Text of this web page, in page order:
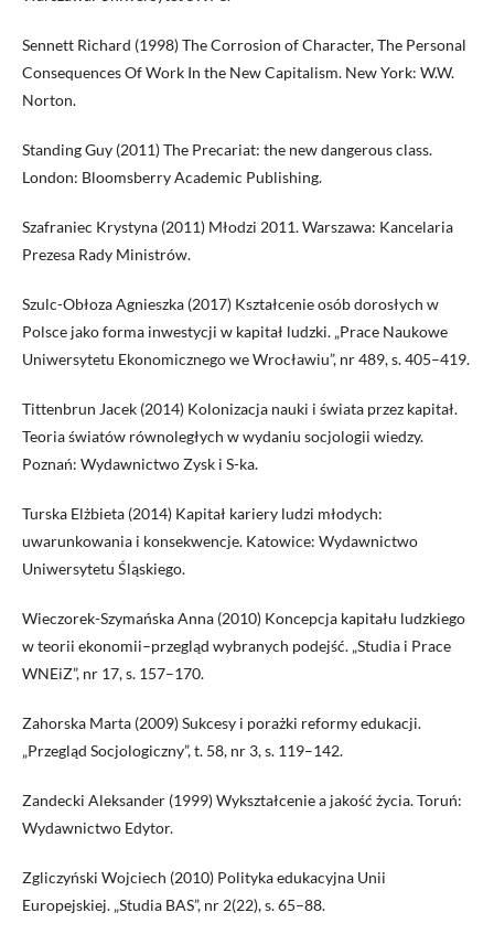
Sennett Richard (1998) The Corrosion of Character, The Personal
Consequences Of Work In the New Capitalism. New York: W.W.
Norton.
Standing Guy (2011) The Precariat: the new dangerous class.
London: Bloomsberry Academic Publishing.
Szafraniec Krystyna (2011) Młodzi 2011. Warszawa: Kancelaria
Prezesa Rady Ministrów.
Szulc-Obłoza Agnieszka (2017) Kształcenie osób dorosłych w
Polsce jako forma inwestycji w kapitał ludzki. „Prace Naukowe
Uniwersytetu Ekonomicznego we Wrocławiu”, nr 489, s. 405–419.
Tittenbrun Jacek (2014) Kolonizacja nauki i świata przez kapitał.
Teoria światów równoległych w wydaniu socjologii wiedzy.
Poznań: Wydawnictwo Zysk i S-ka.
Turska Elżbieta (2014) Kapitał kariery ludzi młodych:
uwarunkowania i konsekwencje. Katowice: Wydawnictwo
Uniwersytetu Śląskiego.
Wieczorek-Szymańska Anna (2010) Koncepcja kapitału ludzkiego
w teorii ekonomii–przegląd wybranych podejść. „Studia i Prace
WNEiZ”, nr 17, s. 157–170.
Zahorska Marta (2009) Sukcesy i porażki reformy edukacji.
„Przegląd Socjologiczny”, t. 58, nr 3, s. 119–142.
Zandecki Aleksander (1999) Wykształcenie a jakość życia. Toruń:
Wydawnictwo Edytor.
Zgliczyński Wojciech (2010) Polityka edukacyjna Unii
Europejskiej. „Studia BAS”, nr 2(22), s. 65–88.